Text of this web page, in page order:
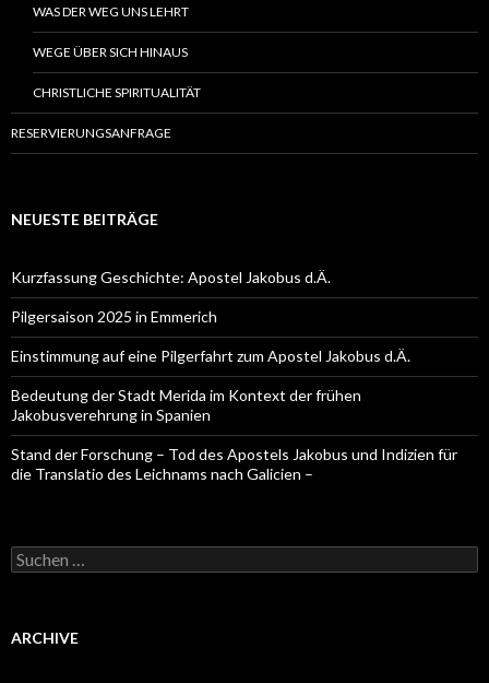
WAS DER WEG UNS LEHRT
WEGE ÜBER SICH HINAUS
CHRISTLICHE SPIRITUALITÄT
RESERVIERUNGSANFRAGE
NEUESTE BEITRÄGE
Kurzfassung Geschichte: Apostel Jakobus d.Ä.
Pilgersaison 2025 in Emmerich
Einstimmung auf eine Pilgerfahrt zum Apostel Jakobus d.Ä.
Bedeutung der Stadt Merida im Kontext der frühen
Jakobusverehrung in Spanien
Stand der Forschung – Tod des Apostels Jakobus und Indizien für
die Translatio des Leichnams nach Galicien –
Suche
nach:
ARCHIVE